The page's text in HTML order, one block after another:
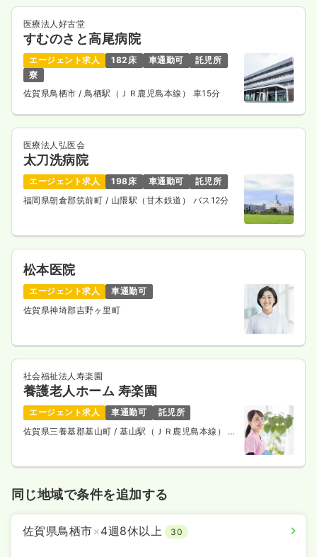
医療法人好古堂
すむのさと高尾病院
エージェント求人 182床 車通勤可
託児所
寮
佐賀県鳥栖市/ 鳥栖駅（ＪＲ鹿児島本線） 車15分
医療法人弘医会
太刀洗病院
エージェント求人 198床 車通勤可
託児所
福岡県朝倉郡筑前町 / 山隈駅（甘木鉄道） バス12分
松本医院
エージェント求人
車通勤可
佐賀県神埼郡吉野ヶ里町
社会福祉法人寿楽園
養護老人ホーム 寿楽園
エージェント求人 車通勤可
託児所
佐賀県三養基郡基山町 / 基山駅（ＪＲ鹿児島本線） バ
同じ地域で条件を追加する
佐賀県鳥栖市×4週8休以上 30